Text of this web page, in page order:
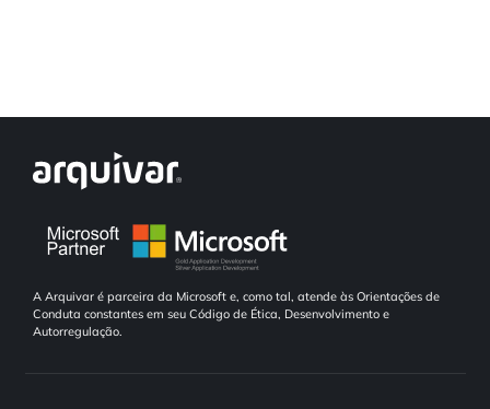
A Arquivar é parceira da Microsoft e, como tal, atende às Orientações de
Conduta constantes em seu Código de Ética, Desenvolvimento e
Autorregulação.